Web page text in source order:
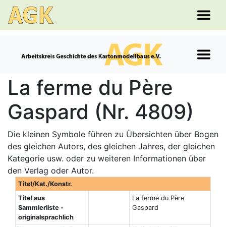
La ferme du Père
Gaspard (Nr. 4809)
Die kleinen Symbole führen zu Übersichten über Bogen
des gleichen Autors, des gleichen Jahres, der gleichen
Kategorie usw. oder zu weiteren Informationen über
den Verlag oder Autor.
Titel/Kat./Konstr.
Titel aus
Sammlerliste -
originalsprachlich
La ferme du Père
Gaspard